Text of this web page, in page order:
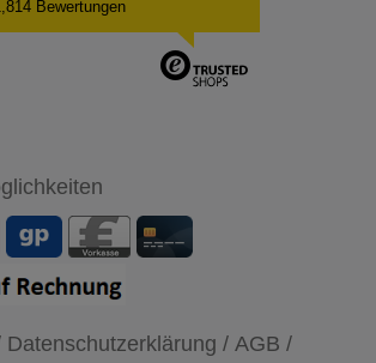
Bewertungen
Datenschutzerklärung / AGB /